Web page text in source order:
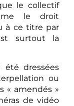
le collectif
le droit
à ce titre par
surtout la
été dressées
ou
« amendés »
de vidéo